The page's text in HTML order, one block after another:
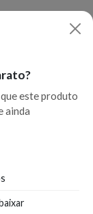
este produto
ainda